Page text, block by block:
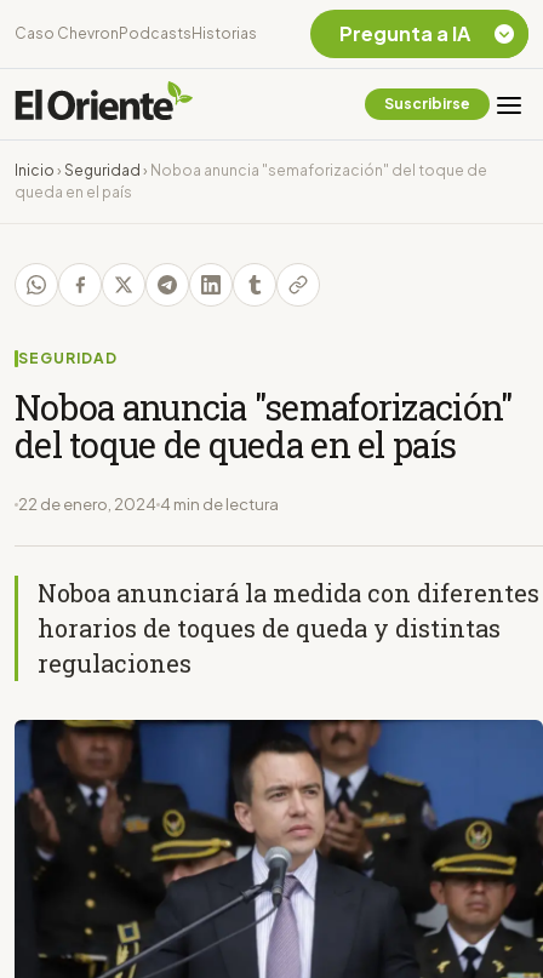
Caso Chevron Podcasts Historias
Suscribirse
Inicio › Seguridad › Noboa anuncia "semaforización" del toque de
queda en el país
SEGURIDAD
Noboa anuncia "semaforización"
del toque de queda en el país
22 de enero, 2024 4 min de lectura
Noboa anunciará la medida con diferentes
horarios de toques de queda y distintas
regulaciones
Pregunta a IA
Chevron Ecuador